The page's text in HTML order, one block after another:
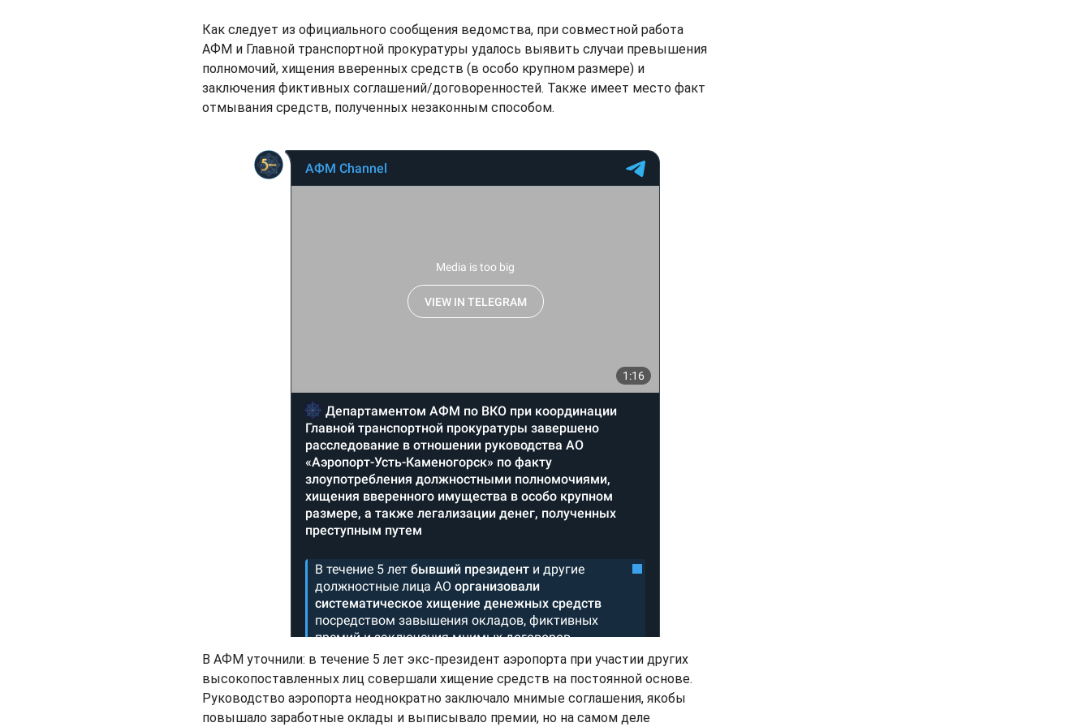
Как следует из официального сообщения ведомства, при совместной работа
АФМ и Главной транспортной прокуратуры удалось выявить случаи превышения
полномочий, хищения вверенных средств (в особо крупном размере) и
заключения фиктивных соглашений/договоренностей. Также имеет место факт
отмывания средств, полученных незаконным способом.
В АФМ уточнили: в течение 5 лет экс-президент аэропорта при участии других
высокопоставленных лиц совершали хищение средств на постоянной основе.
Руководство аэропорта неоднократно заключало мнимые соглашения, якобы
повышало заработные оклады и выписывало премии, но на самом деле